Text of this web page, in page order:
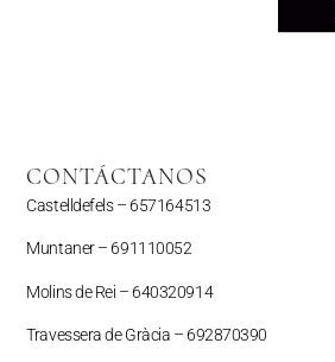
CONTÁCTANOS
Castelldefels –657164513
Muntaner –691110052
Molins de Rei – 640320914
Travessera de Gràcia – 692870390